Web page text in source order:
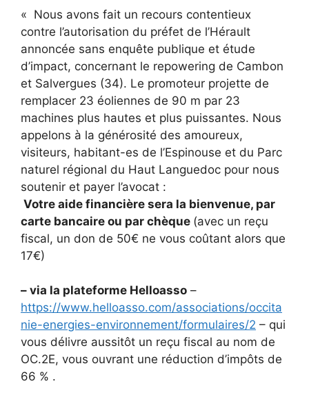
« Nous avons fait un recours contentieux
contre l’autorisation du préfet de l’Hérault
annoncée sans enquête publique et étude
d’impact, concernant le repowering de Cambon
et Salvergues (34). Le promoteur projette de
remplacer 23 éoliennes de 90 m par 23
machines plus hautes et plus puissantes. Nous
appelons à la générosité des amoureux,
visiteurs, habitant-es de l’Espinouse et du Parc
naturel régional du Haut Languedoc pour nous
soutenir et payer l’avocat :
Votre aide financière sera la bienvenue, par
carte bancaire ou par chèque (avec un reçu
fiscal, un don de 50€ ne vous coûtant alors que
17€)
– via la plateforme Helloasso –
https://www.helloasso.com/associations/occita
nie-energies-environnement/formulaires/2 – qui
vous délivre aussitôt un reçu fiscal au nom de
OC.2E, vous ouvrant une réduction d’impôts de
66 % .